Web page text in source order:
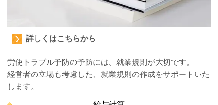
詳しくはこちらから
労使トラブル予防の予防には、就業規則が大切です。
経営者の立場も考慮した、就業規則の作成をサポートいた
します。